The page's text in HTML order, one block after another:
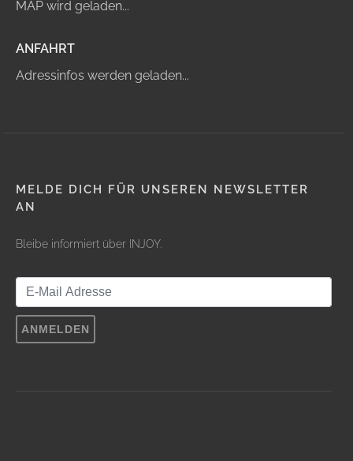
MAP wird geladen...
ANFAHRT
Adressinfos werden geladen...
MELDE DICH FÜR UNSEREN NEWSLETTER
AN
Bleibe informiert über INJOY.
ANMELDEN